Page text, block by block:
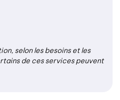
selon les besoins et les
de ces services peuvent